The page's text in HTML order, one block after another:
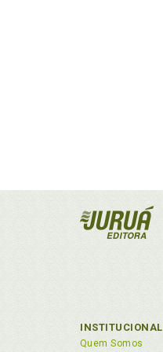
INSTITUCIONAL
Quem Somos